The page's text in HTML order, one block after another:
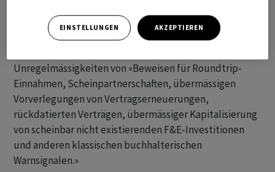
Mitarbeitern von Temenos
Unregelmässigkeiten von «Beweisen für Roundtrip-
Einnahmen, Scheinpartnerschaften, übermässigen
Vorverlegungen von Vertragserneuerungen,
rückdatierten Verträgen, übermässiger Kapitalisierung
von scheinbar nicht existierenden F&E-Investitionen
und anderen klassischen buchhalterischen
Warnsignalen.»
EINSTELLUNGEN AKZEPTIEREN